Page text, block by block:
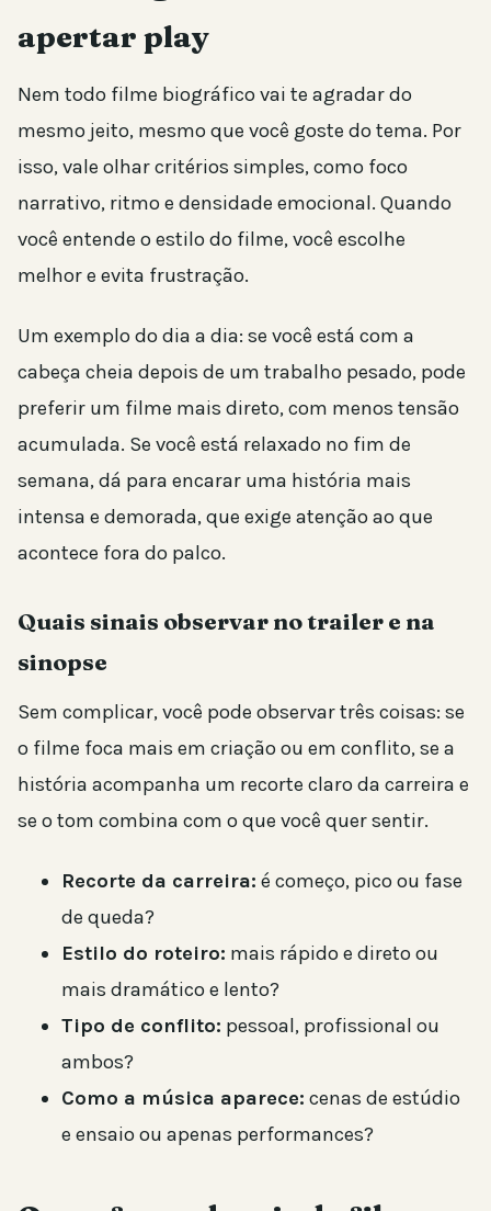
apertar play
Nem todo filme biográfico vai te agradar do
mesmo jeito, mesmo que você goste do tema. Por
isso, vale olhar critérios simples, como foco
narrativo, ritmo e densidade emocional. Quando
você entende o estilo do filme, você escolhe
melhor e evita frustração.
Um exemplo do dia a dia: se você está com a
cabeça cheia depois de um trabalho pesado, pode
preferir um filme mais direto, com menos tensão
acumulada. Se você está relaxado no fim de
semana, dá para encarar uma história mais
intensa e demorada, que exige atenção ao que
acontece fora do palco.
Quais sinais observar no trailer e na
sinopse
Sem complicar, você pode observar três coisas: se
o filme foca mais em criação ou em conflito, se a
história acompanha um recorte claro da carreira e
se o tom combina com o que você quer sentir.
Recorte da carreira: é começo, pico ou fase
de queda?
Estilo do roteiro: mais rápido e direto ou
mais dramático e lento?
Tipo de conflito: pessoal, profissional ou
ambos?
Como a música aparece: cenas de estúdio
e ensaio ou apenas performances?